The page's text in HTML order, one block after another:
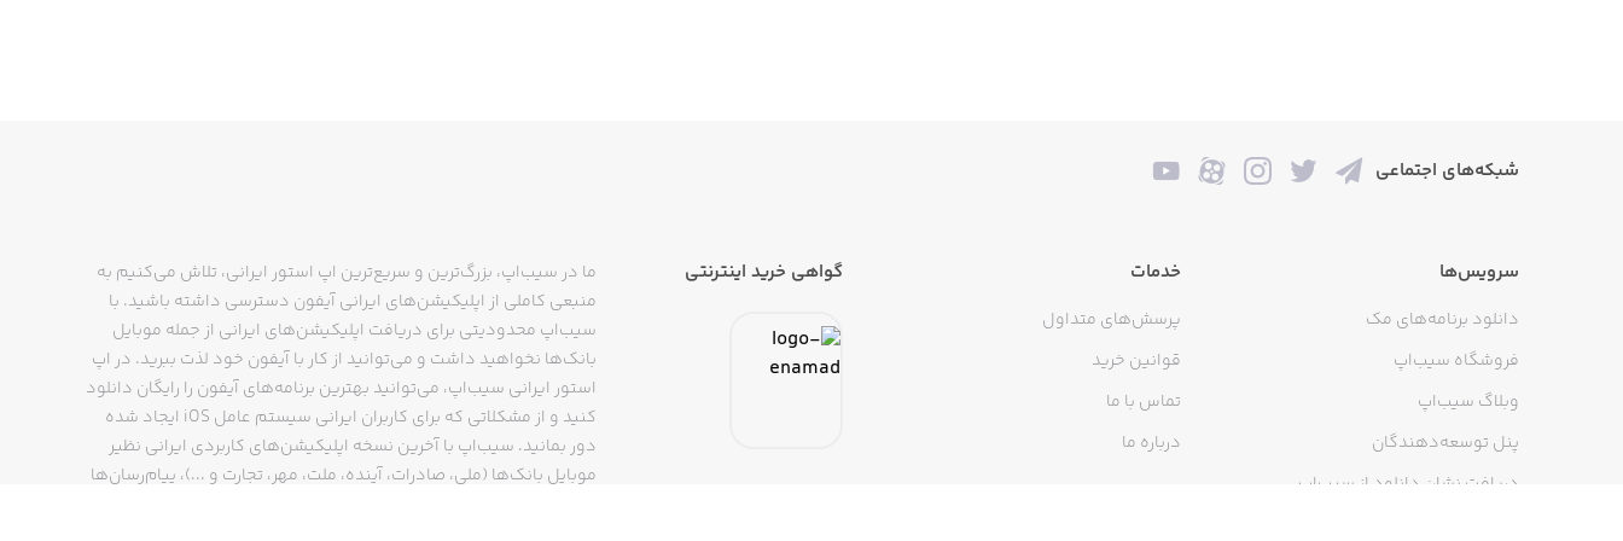
World rating.
Clan system.
Create your own mining pool - it's like a clan. Create your empire from scratch and become the most influential miners.
شبکه‌های اجتماعی
سرویس‌ها
دانلود برنامه‌های مک
فروشگاه سیب‌اپ
وبلاگ سیب‌اپ
پنل توسعه‌دهندگان
دریافت نشان دانلود از سیب‌اپ
خدمات
پرسش‌های متداول
قوانین خرید
تماس با ما
درباره ما
گواهی خرید اینترنتی
ما در سیب‌اپ، بزرگ‌ترین و سریع‌ترین اپ استور ایرانی، تلاش می‌کنیم به
منبعی کاملی از اپلیکیشن‌های ایرانی آیفون دسترسی داشته باشید. با
سیب‌اپ محدودیتی برای دریافت اپلیکیشن‌های ایرانی از جمله موبایل
بانک‌ها نخواهید داشت و می‌توانید از کار با آیفون خود لذت ببرید. در اپ
استور ایرانی سیب‌اپ، می‌توانید بهترین برنامه‌های آیفون را رایگان دانلود
کنید و از مشکلاتی که برای کاربران ایرانی سیستم عامل iOS ایجاد شده
دور بمانید. سیب‌اپ با آخرین نسخه اپلیکیشن‌های کاربردی ایرانی نظیر
موبایل بانک‌ها (ملی، صادرات، آینده، ملت، مهر، تجارت و ...)، پیام‌رسان‌ها